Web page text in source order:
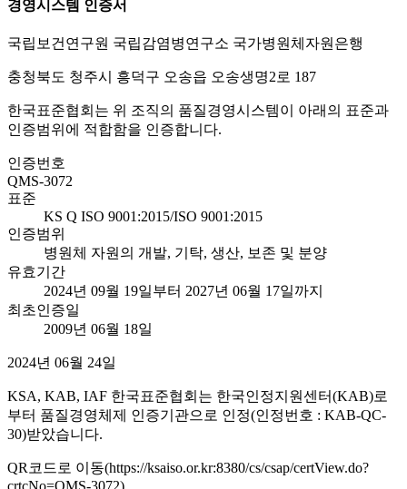
경영시스템 인증서
국립보건연구원 국립감염병연구소 국가병원체자원은행
충청북도 청주시 흥덕구 오송읍 오송생명2로 187
한국표준협회는 위 조직의 품질경영시스템이 아래의 표준과
인증범위에 적합함을 인증합니다.
인증번호
QMS-3072
표준
KS Q ISO 9001:2015/ISO 9001:2015
인증범위
병원체 자원의 개발, 기탁, 생산, 보존 및 분양
유효기간
2024년 09월 19일부터 2027년 06월 17일까지
최초인증일
2009년 06월 18일
2024년 06월 24일
KSA, KAB, IAF 한국표준협회는 한국인정지원센터(KAB)로
부터 품질경영체제 인증기관으로 인정(인정번호 : KAB-QC-
30)받았습니다.
QR코드로 이동(https://ksaiso.or.kr:8380/cs/csap/certView.do?
crtcNo=QMS-3072)